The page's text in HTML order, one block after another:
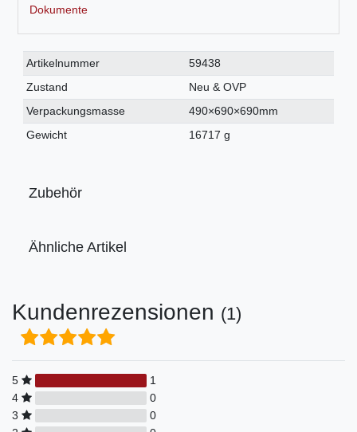
Dokumente
Technisches
Merkmal
Wert
Artikelnummer
59438
Zustand
Neu & OVP
Verpackungsmasse
490×690×690mm
Gewicht
16717 g
Zubehör
Ähnliche Artikel
Kundenrezensionen (1)
5
1
4
0
3
0